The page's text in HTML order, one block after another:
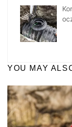
YOU MAY